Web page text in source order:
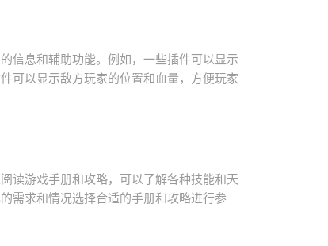
信息和辅助功能。例如，一些插件可以显示
可以显示敌方玩家的位置和血量，方便玩家
读游戏手册和攻略，可以了解各种技能和天
需求和情况选择合适的手册和攻略进行参